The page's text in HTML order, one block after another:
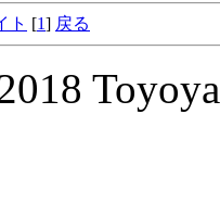
ト [1] 戻る